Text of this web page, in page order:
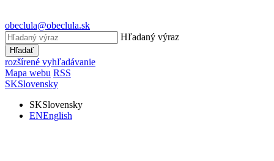
obeclula@obeclula.sk
Hľadaný výraz
Hľadať
rozšírené vyhľadávanie
Mapa webu RSS
SKSlovensky
SKSlovensky
ENEnglish